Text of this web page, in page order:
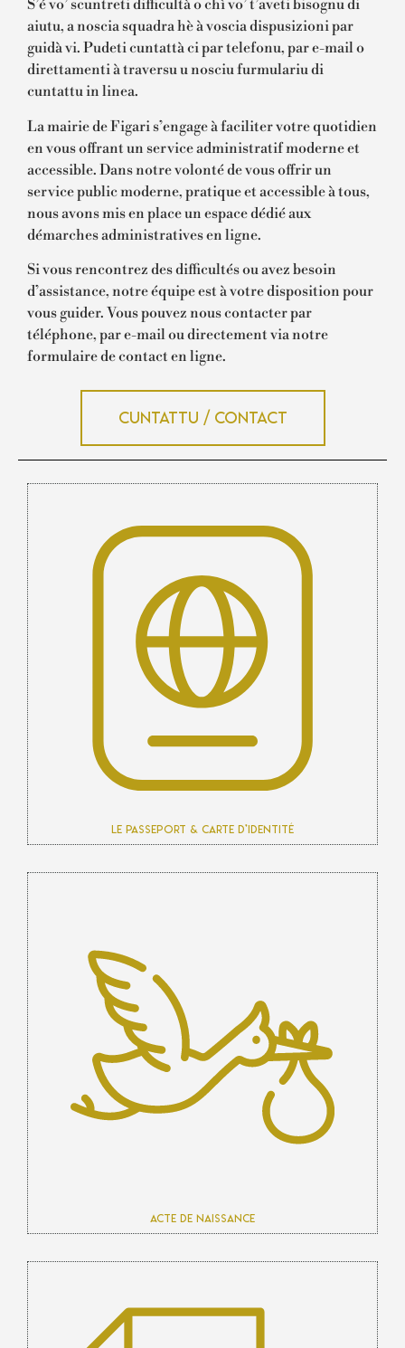
S’é vo’ scuntreti difficultà o chì vo’ t’aveti bisognu di
aiutu, a noscia squadra hè à voscia dispusizioni par
guidà vi. Pudeti cuntattà ci par telefonu, par e-mail o
direttamenti à traversu u nosciu furmulariu di
cuntattu in linea.
La mairie de Figari s’engage à faciliter votre quotidien
en vous offrant un service administratif moderne et
accessible. Dans notre volonté de vous offrir un
service public moderne, pratique et accessible à tous,
nous avons mis en place un espace dédié aux
démarches administratives en ligne.
Si vous rencontrez des difficultés ou avez besoin
d’assistance, notre équipe est à votre disposition pour
vous guider. Vous pouvez nous contacter par
téléphone, par e-mail ou directement via notre
formulaire de contact en ligne.
Cuntattu / Contact
Le passeport & carte d’identité
Acte de naissance